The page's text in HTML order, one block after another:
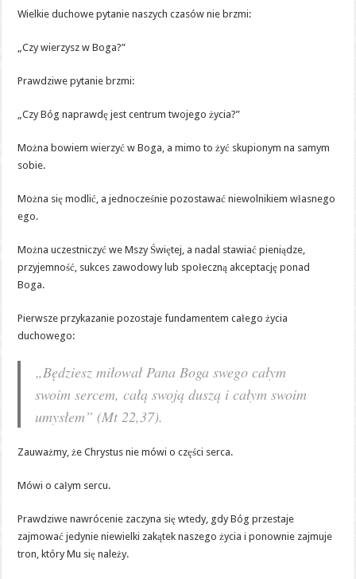
Wielkie duchowe pytanie naszych czasów nie brzmi:
„Czy wierzysz w Boga?”
Prawdziwe pytanie brzmi:
„Czy Bóg naprawdę jest centrum twojego życia?”
Można bowiem wierzyć w Boga, a mimo to żyć skupionym na samym
sobie.
Można się modlić, a jednocześnie pozostawać niewolnikiem własnego
ego.
Można uczestniczyć we Mszy Świętej, a nadal stawiać pieniądze,
przyjemność, sukces zawodowy lub społeczną akceptację ponad
Boga.
Pierwsze przykazanie pozostaje fundamentem całego życia
duchowego:
„Będziesz miłował Pana Boga swego całym
swoim sercem, całą swoją duszą i całym swoim
umysłem” (Mt 22,37).
Zauważmy, że Chrystus nie mówi o części serca.
Mówi o całym sercu.
Prawdziwe nawrócenie zaczyna się wtedy, gdy Bóg przestaje
zajmować jedynie niewielki zakątek naszego życia i ponownie zajmuje
tron, który Mu się należy.